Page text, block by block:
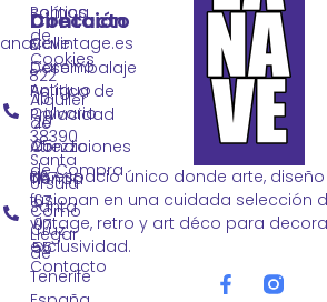
Un espacio único donde arte,
fusionan en una cuidada selección
vintage, retro y art déco para
exclusividad.
Política
de
Cookies
Política de
Privacidad
Condiciones
de Compra
somos
El
Desembalaje
Alquiler
de
Atrezzo
Tienda
Como
Llegar
Contacto
Contacto
822
10
20
25
667
67
07
55
Dirección
Calle
Camino
Antiguo
Calvario
38390
Santa
Úrsula
Santa
Cruz
de
Tenerife